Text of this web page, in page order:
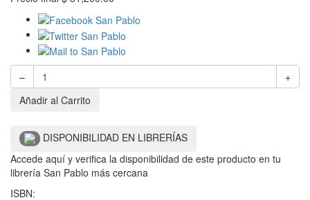
–
+
Añadir al Carrito
DISPONIBILIDAD EN LIBRERÍAS
Accede aquí y verifica la disponibilidad de este producto en tu
librería San Pablo más cercana
ISBN: